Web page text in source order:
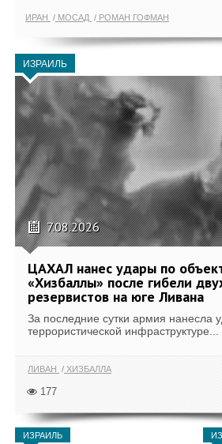
ИРАН МОСАД РОМАН ГОФМАН
ИЗРАИЛЬ
7.08.2026
ЦАХАЛ нанес удары по
«Хизбаллы» после гибели
резервистов на юге Ливана
За последние сутки армия нанесла
террористической инфраструктуре...
ЛИВАН ХИЗБАЛЛА
177
ИЗРАИЛЬ